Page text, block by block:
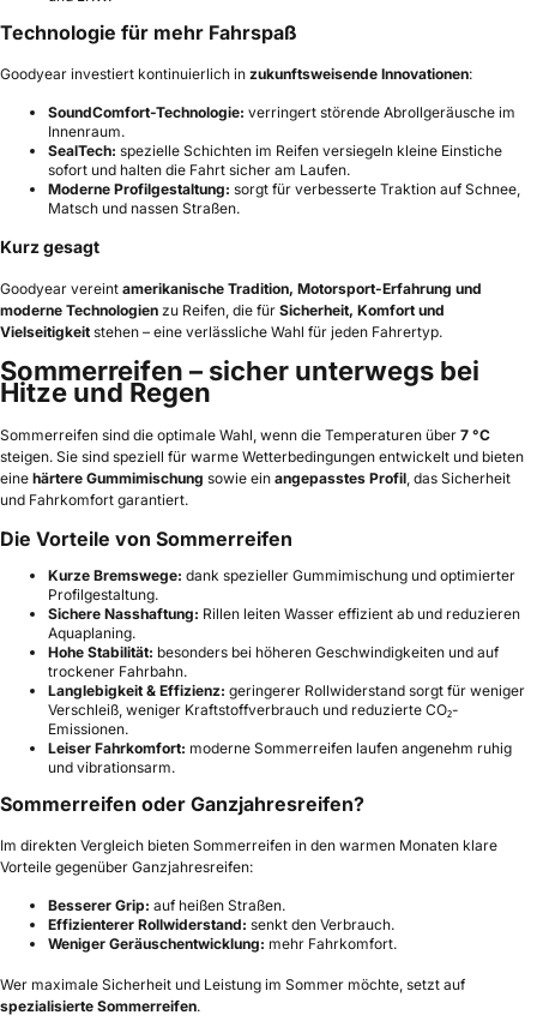
Technologie für mehr Fahrspaß
Goodyear investiert kontinuierlich in zukunftsweisende Innovationen:
SoundComfort-Technologie: verringert störende Abrollgeräusche im
Innenraum.
SealTech: spezielle Schichten im Reifen versiegeln kleine Einstiche
sofort und halten die Fahrt sicher am Laufen.
Moderne Profilgestaltung: sorgt für verbesserte Traktion auf Schnee,
Matsch und nassen Straßen.
Kurz gesagt
Goodyear vereint amerikanische Tradition, Motorsport-Erfahrung und
moderne Technologien zu Reifen, die für Sicherheit, Komfort und
Vielseitigkeit stehen – eine verlässliche Wahl für jeden Fahrertyp.
Sommerreifen – sicher unterwegs bei
Hitze und Regen
Sommerreifen sind die optimale Wahl, wenn die Temperaturen über 7 °C
steigen. Sie sind speziell für warme Wetterbedingungen entwickelt und bieten
eine härtere Gummimischung sowie ein angepasstes Profil, das Sicherheit
und Fahrkomfort garantiert.
Die Vorteile von Sommerreifen
Kurze Bremswege: dank spezieller Gummimischung und optimierter
Profilgestaltung.
Sichere Nasshaftung: Rillen leiten Wasser effizient ab und reduzieren
Aquaplaning.
Hohe Stabilität: besonders bei höheren Geschwindigkeiten und auf
trockener Fahrbahn.
Langlebigkeit & Effizienz: geringerer Rollwiderstand sorgt für weniger
Verschleiß, weniger Kraftstoffverbrauch und reduzierte CO₂-
Emissionen.
Leiser Fahrkomfort: moderne Sommerreifen laufen angenehm ruhig
und vibrationsarm.
Sommerreifen oder Ganzjahresreifen?
Im direkten Vergleich bieten Sommerreifen in den warmen Monaten klare
Vorteile gegenüber Ganzjahresreifen:
Besserer Grip: auf heißen Straßen.
Effizienterer Rollwiderstand: senkt den Verbrauch.
Weniger Geräuschentwicklung: mehr Fahrkomfort.
Wer maximale Sicherheit und Leistung im Sommer möchte, setzt auf
spezialisierte Sommerreifen.